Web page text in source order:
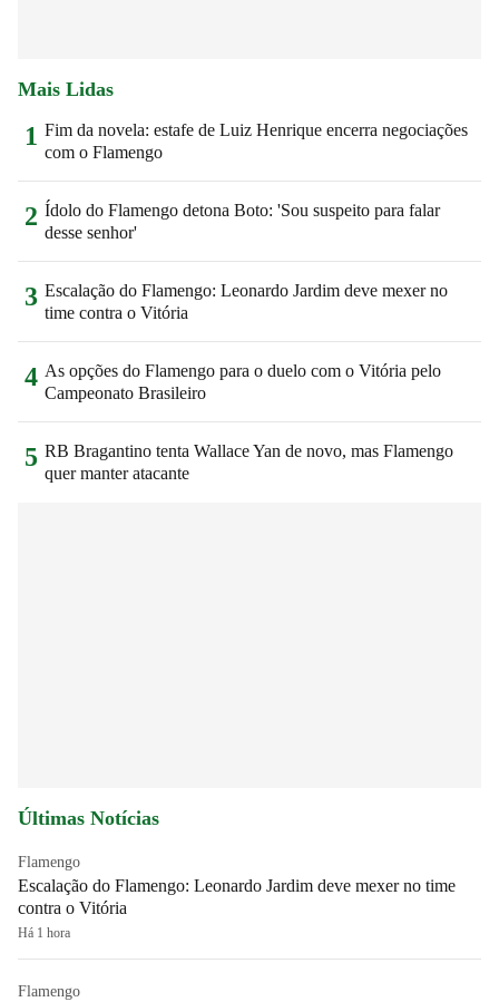
Mais Lidas
1 Fim da novela: estafe de Luiz Henrique encerra negociações
com o Flamengo
2 Ídolo do Flamengo detona Boto: 'Sou suspeito para falar
desse senhor'
3 Escalação do Flamengo: Leonardo Jardim deve mexer no
time contra o Vitória
4 As opções do Flamengo para o duelo com o Vitória pelo
Campeonato Brasileiro
5 RB Bragantino tenta Wallace Yan de novo, mas Flamengo
quer manter atacante
Últimas Notícias
Flamengo
Escalação do Flamengo: Leonardo Jardim deve mexer no time
contra o Vitória
Há 1 hora
Flamengo